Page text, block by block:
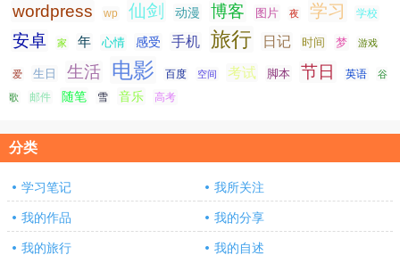
wordpress wp 仙剑 动漫 博客 图片 夜 学习 学校
安卓 家 年 心情 感受 手机 旅行 日记 时间 梦 游戏
爱 生日 生活 电影 百度 空间 考试 脚本 节日 英语 谷
歌 邮件 随笔 雪 音乐 高考
分类
学习笔记 我所关注
我的作品 我的分享
我的旅行 我的自述